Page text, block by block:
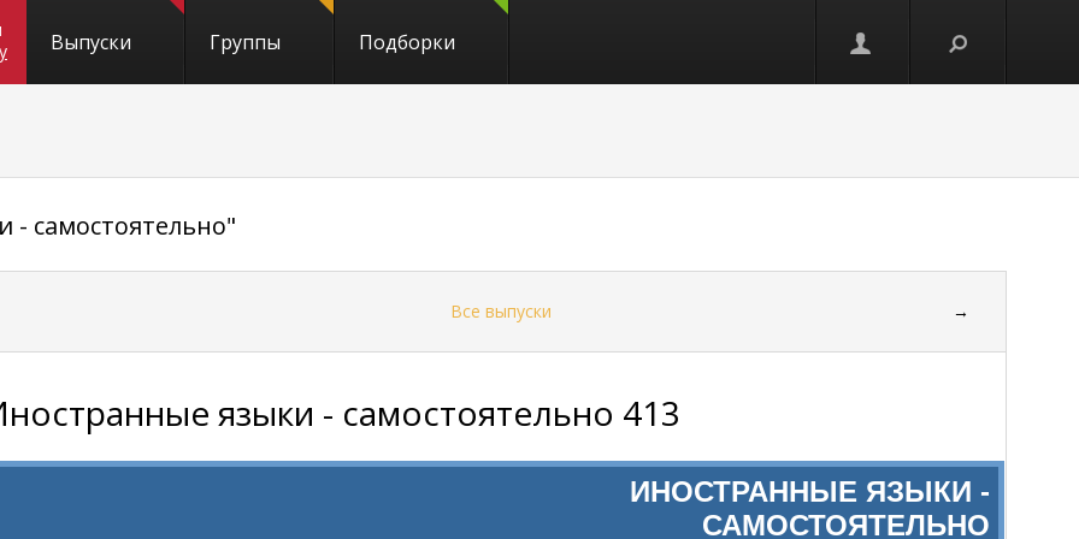
Выпуски Группы Подборки
самостоятельно"
Все выпуски →
языки - самостоятельно 413
ИНОСТРАННЫЕ ЯЗЫКИ -
САМОСТОЯТЕЛЬНО